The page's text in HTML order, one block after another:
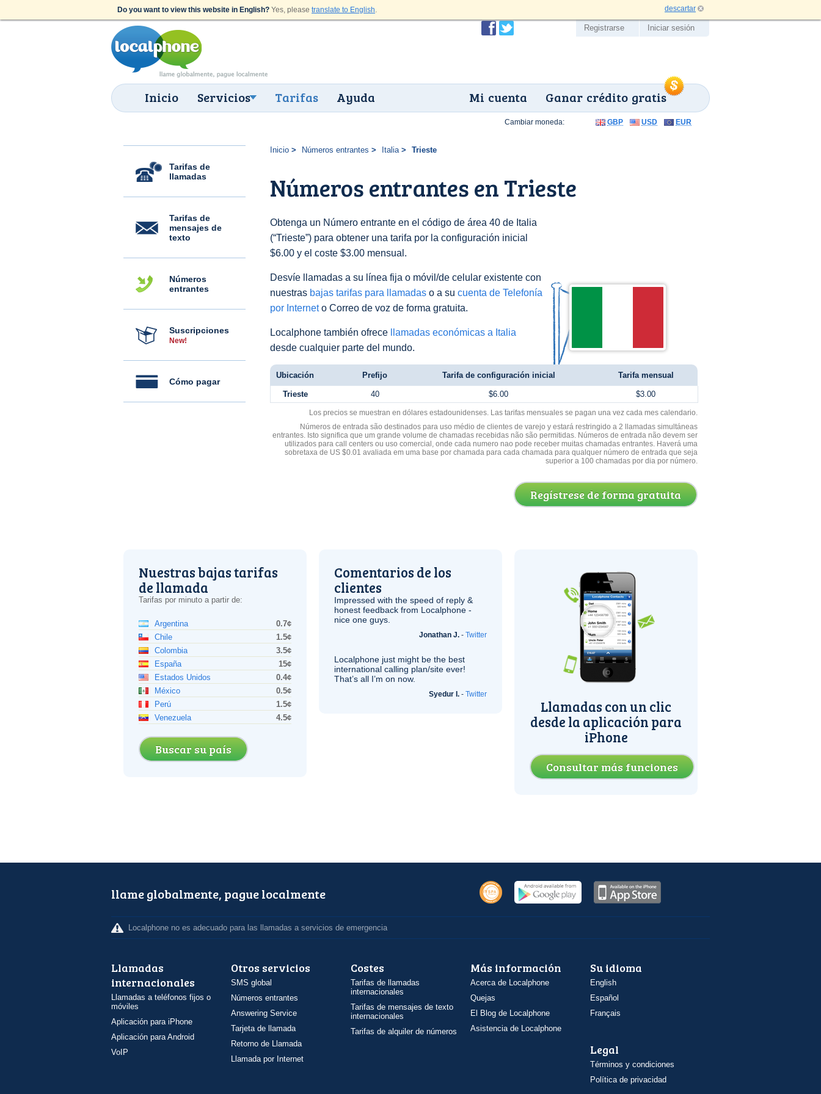
Do you want to view this website in English? Yes, please translate to English. descartar
Inicio Servicios Tarifas Ayuda Ganar crédito gratis
Mi cuenta
Registrarse Iniciar sesión
Tarifas de
llamadas
Tarifas de
mensajes de
texto
Números
entrantes
Suscripciones
New!
Cómo pagar
Inicio Números entrantes Italia Trieste
Números entrantes en Trieste
Obtenga un Número entrante en el código de área 40 de Italia
(“Trieste”) para obtener una tarifa por la configuración inicial
$6.00 y el coste $3.00 mensual.
Desvíe llamadas a su línea fija o móvil/de celular existente con
nuestras bajas tarifas para llamadas o a su cuenta de Telefonía
por Interneto Correo de voz de forma gratuita.
Localphone también ofrece
llamadas económicas a Italia
desde cualquier parte del mundo.
Cambiar moneda: GBP USD EUR
Ubicación Prefijo Tarifa de configuración inicial Tarifa mensual
Trieste 40 $6.00 $3.00
Los precios se muestran en dólares estadounidenses. Las tarifas mensuales se pagan una vez cada mes calendario.
Números de entrada são destinados para uso médio de clientes de varejo y estará restringido a 2 llamadas simultáneas
entrantes. Isto significa que um grande volume de chamadas recebidas não são permitidas. Números de entrada não devem ser
utilizados para call centers ou uso comercial, onde cada numero nao pode receber muitas chamadas entrantes. Haverá uma
sobretaxa de US $0.01 avaliada em uma base por chamada para cada chamada para qualquer número de entrada que seja
superior a 100 chamadas por dia por número.
Regístrese de forma gratuita
Nuestras bajas tarifas
de llamada
Tarifas por minuto a partir de:
Argentina
0.7¢
Chile
1.5¢
Colombia
3.5¢
España
15¢
Estados Unidos
0.4¢
México
0.5¢
Perú
1.5¢
Venezuela
4.5¢
Buscar su país
Comentarios de los
clientes
Impressed with the speed of reply &
honest feedback from Localphone -
nice one guys.
Jonathan J. - Twitter
Localphone just might be the best
international calling plan/site ever!
That’s all I’m on now.
Syedur I. - Twitter
Llamadas con un clic
desde la aplicación para
iPhone
Consultar más funciones
llame globalmente, pague localmente
Localphone no es adecuado para las llamadas a servicios de emergencia
Llamadas
internacionales
Llamadas a teléfonos fijos o
móviles
Aplicación para iPhone
Aplicación para Android
VoIP
Otros servicios
SMS global
Números entrantes
Answering Service
Tarjeta de llamada
Retorno de Llamada
Llamada por Internet
Costes
Tarifas de llamadas
internacionales
Tarifas de mensajes de texto
internacionales
Tarifas de alquiler de números
Más información
Acerca de Localphone
Quejas
El Blog de Localphone
Asistencia de Localphone
Su idioma
English
Español
Français
Legal
Términos y condiciones
Política de privacidad